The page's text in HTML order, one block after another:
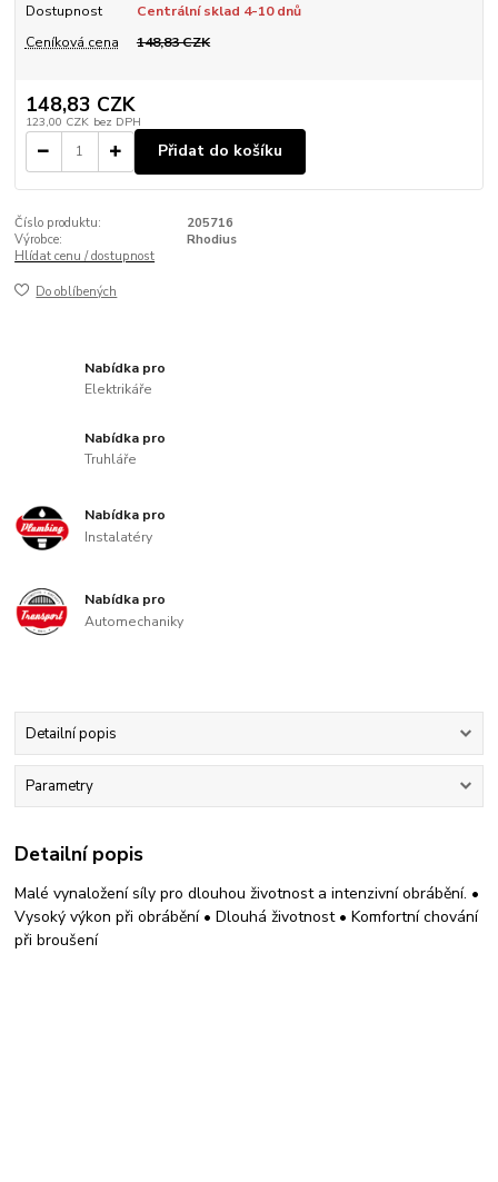
Dostupnost
Centrální sklad 4-10 dnů
Ceníková cena
148,83 CZK
148,83 CZK
123,00 CZK bez DPH
Přidat do košíku
Číslo produktu:
205716
Výrobce:
Rhodius
Hlídat cenu / dostupnost
Do oblíbených
Nabídka pro
Elektrikáře
Nabídka pro
Truhláře
Nabídka pro
Instalatéry
Nabídka pro
Automechaniky
Detailní popis
Parametry
Detailní popis
Malé vynaložení síly pro dlouhou životnost a intenzivní obrábění. •
Vysoký výkon při obrábění • Dlouhá životnost • Komfortní chování
při broušení